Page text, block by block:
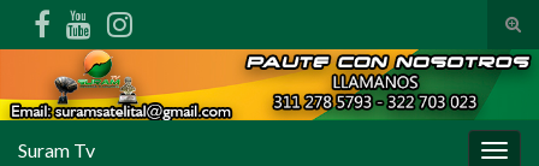
Suram Tv